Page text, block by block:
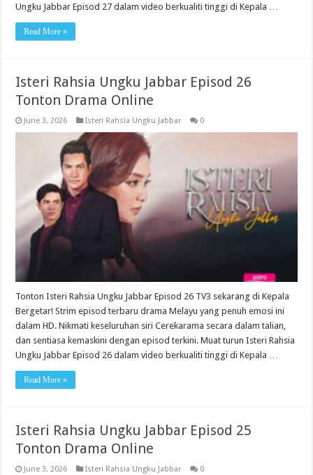
Ungku Jabbar Episod 27 dalam video berkualiti tinggi di Kepala …
Read More »
Isteri Rahsia Ungku Jabbar Episod 26
Tonton Drama Online
June 3, 2026 Isteri Rahsia Ungku Jabbar 0
Tonton Isteri Rahsia Ungku Jabbar Episod 26 TV3 sekarang di Kepala
Bergetar! Strim episod terbaru drama Melayu yang penuh emosi ini
dalam HD. Nikmati keseluruhan siri Cerekarama secara dalam talian,
dan sentiasa kemaskini dengan episod terkini. Muat turun Isteri Rahsia
Ungku Jabbar Episod 26 dalam video berkualiti tinggi di Kepala …
Read More »
Isteri Rahsia Ungku Jabbar Episod 25
Tonton Drama Online
June 3, 2026 Isteri Rahsia Ungku Jabbar 0